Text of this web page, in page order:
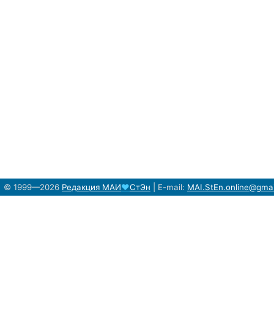
© 1999—2026 Редакция МАИ♥СтЭн E-mail: